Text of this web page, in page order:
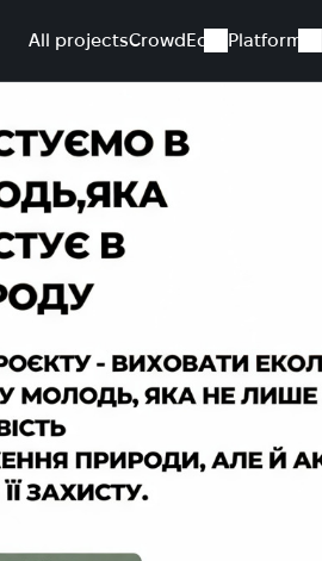
All projectsCrowdEd Platform